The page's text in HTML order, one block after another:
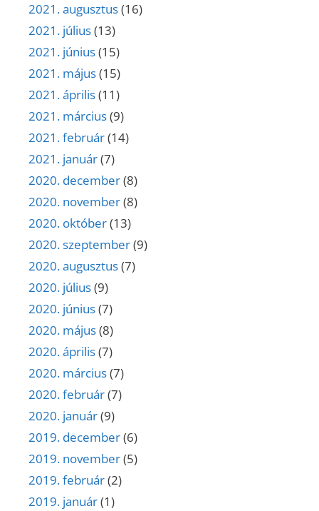
2021. augusztus(16)
2021. július(13)
2021. június(15)
2021. május(15)
2021. április(11)
2021. március(9)
2021. február(14)
2021. január(7)
2020. december(8)
2020. november(8)
2020. október(13)
2020. szeptember(9)
2020. augusztus(7)
2020. július(9)
2020. június(7)
2020. május(8)
2020. április(7)
2020. március(7)
2020. február(7)
2020. január(9)
2019. december(6)
2019. november(5)
2019. február(2)
2019. január(1)